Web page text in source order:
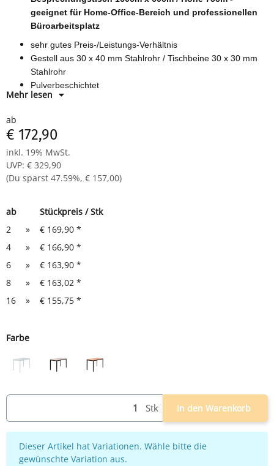
geeignet für Home-Office-Bereich und professionellen
Büroarbeitsplatz
sehr gutes Preis-/Leistungs-Verhältnis
Gestell aus 30 x 40 mm Stahlrohr / Tischbeine 30 x 30 mm
Stahlrohr
Pulverbeschichtet
mit Bodenausgleichsfüßen ,
24 Monate Herstellergarantie
leichte Montage (Zeitaufwand ca. 10 Minuten)
Maße: 750 x 1600 x 600 mm (HxBxT)
Mehr lesen
ab
€ 172,90
inkl. 19% MwSt.
UVP: € 329,90
(Du sparst 47.59%, € 157,00)
ab
Stückpreis / Stk
2
» € 169,90 *
4
» € 166,90 *
6
» € 163,90 *
8
» € 163,02 *
16
» € 155,75 *
Farbe
Stk In den Warenkorb
x
Dieser Artikel hat Variationen. Wähle bitte die
gewünschte Variation aus.